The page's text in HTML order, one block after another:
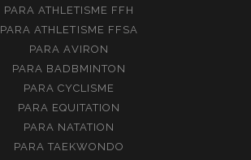
PARA ATHLETISME FFH
PARA ATHLETISME FFSA
PARA AVIRON
PARA BADBMINTON
PARA CYCLISME
PARA EQUITATION
PARA NATATION
PARA TAEKWONDO